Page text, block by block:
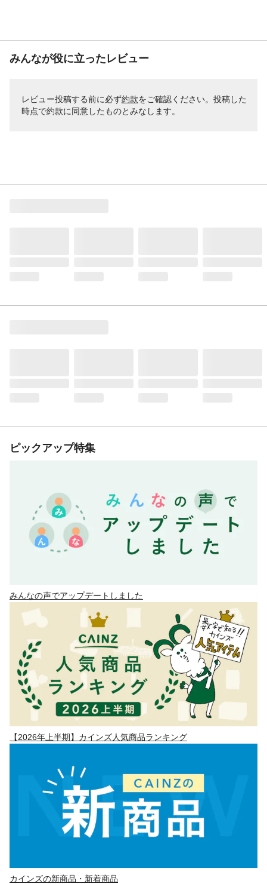
みんなが役に立ったレビュー
レビュー投稿する前に必ず約款をご確認ください。投稿した
時点で約款に同意したものとみなします。
ピックアップ特集
みんなの声でアップデートしました
【2026年上半期】カインズ人気商品ランキング
カインズの新商品・新着商品